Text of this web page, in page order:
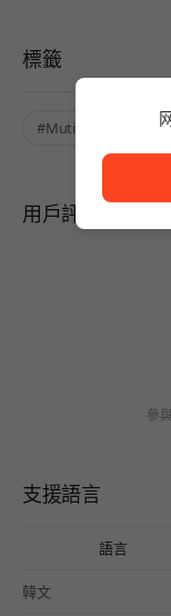
標籤
#Mutiple Endings
用戶評價
參
支援語言
語言
韓文